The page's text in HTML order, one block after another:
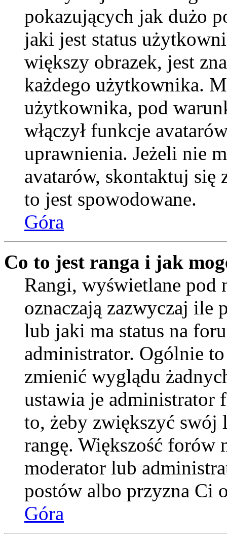
pokazujących jak dużo
jaki jest status
większy obrazek, jest
każdego użytkownika.
użytkownika, pod
włączył funkcje
uprawnienia. Jeżeli nie
avatarów, skontaktuj się
to jest spowodowane.
Góra
Co to jest ranga i jak
Rangi, wyświetlane
oznaczają zazwyczaj ile
lub jaki ma status na
administrator. Ogólnie
zmienić wyglądu
ustawia je administrator
to, żeby zwiększyć
rangę. Większość forów
moderator lub
postów albo przyzna Ci
Góra